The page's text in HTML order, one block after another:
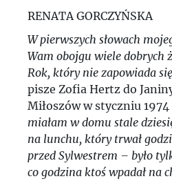
RENATA GORCZYŃSKA
W pierwszych słowach
Wam obojgu wiele dobrych
Rok, który nie zapowiada
pisze Zofia Hertz do
Miłoszów w styczniu
miałam w domu stale
na lunchu, który trwał
przed Sylwestrem – było
co godzina ktoś wpadał na